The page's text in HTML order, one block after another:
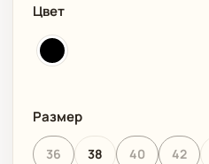
Цвет
Размер
36 38 40 42